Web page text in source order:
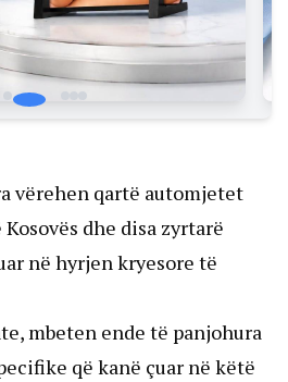
vërehen qartë automjetet
dhe disa zyrtarë
në hyrjen kryesore të
mbeten ende të panjohura
që kanë çuar në këtë